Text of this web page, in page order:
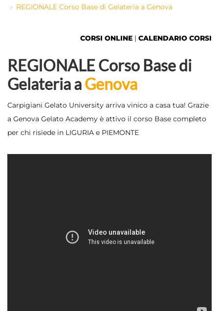
REGIONALE Corso Base di Gelateria a Genova
CORSI ONLINE | CALENDARIO CORSI
REGIONALE Corso Base di
Gelateria aGenova
Carpigiani Gelato University arriva vinico a casa tua! Grazie
a Genova Gelato Academy è attivo il corso Base completo
per chi risiede in LIGURIA e PIEMONTE